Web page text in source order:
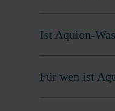
Ist Aquion-
Für wen ist